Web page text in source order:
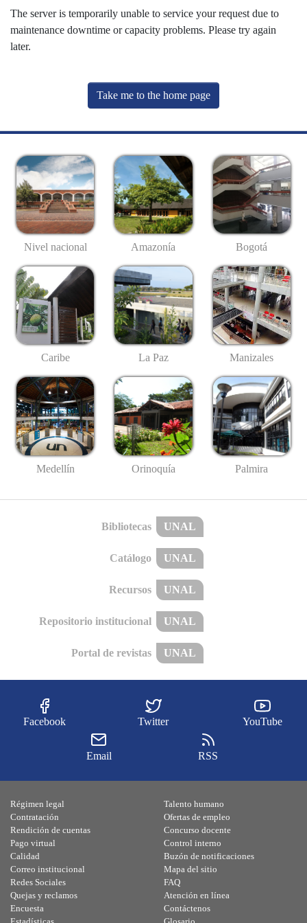
The server is temporarily unable to service your request due to
maintenance downtime or capacity problems. Please try again
later.
Take me to the home page
Nivel nacional Amazonía Bogotá
Caribe La Paz Manizales
Medellín Orinoquía Palmira
Bibliotecas UNAL
Catálogo UNAL
Recursos UNAL
Repositorio institucional UNAL
Portal de revistas UNAL
Facebook Twitter YouTube
Email RSS
Régimen legal
Contratación
Rendición de cuentas
Pago virtual
Calidad
Talento humano
Ofertas de empleo
Concurso docente
Control interno
Buzón de notificaciones
Correo institucional
Redes Sociales
Quejas y reclamos
Encuesta
Mapa del sitio
FAQ
Atención en línea
Contáctenos